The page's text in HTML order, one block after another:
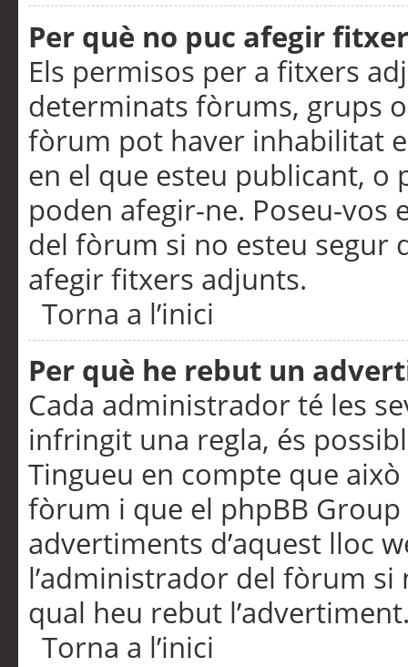
Per què no puc afegir
Els permisos per a fitxers
determinats fòrums, grups
fòrum pot haver inhabilitat
en el que esteu publicant,
poden afegir-ne. Poseu-vos
del fòrum si no esteu segur
afegir fitxers adjunts.
Torna a l’inici
Per què he rebut un
Cada administrador té les
infringit una regla, és
Tingueu en compte que
fòrum i que el phpBB
advertiments d’aquest lloc
l’administrador del fòrum
qual heu rebut
Torna a l’inici